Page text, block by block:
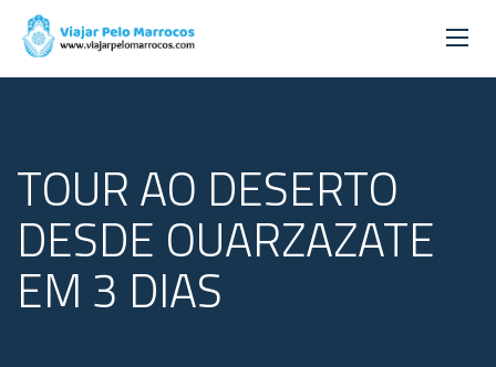
TOUR AO DESERTO
DESDE OUARZAZATE
EM 3 DIAS